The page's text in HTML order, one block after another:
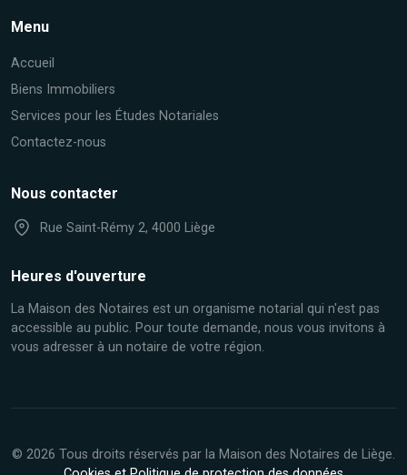
Menu
Accueil
Biens Immobiliers
Services pour les Études Notariales
Contactez-nous
Nous contacter
Rue Saint-Rémy 2, 4000 Liège
Heures d'ouverture
La Maison des Notaires est un organisme notarial qui n'est pas
accessible au public. Pour toute demande, nous vous invitons à
vous adresser à un notaire de votre région.
© 2026 Tous droits réservés par la Maison des Notaires de Liège.